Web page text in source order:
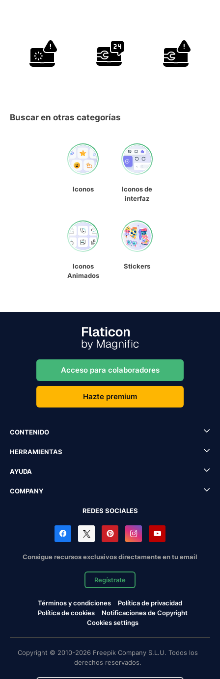
Buscar en otras categorías
Iconos
Iconos de
interfaz
Iconos
Animados
Stickers
Acceso para colaboradores
Hazte premium
CONTENIDO
HERRAMIENTAS
AYUDA
COMPANY
REDES SOCIALES
Consigue recursos exclusivos directamente en tu email
Regístrate
Términos y condiciones
Política de privacidad
Política de cookies
Notificaciones de Copyright
Cookies settings
Copyright © 2010-2026 Freepik Company S.L.U. Todos los
derechos reservados.